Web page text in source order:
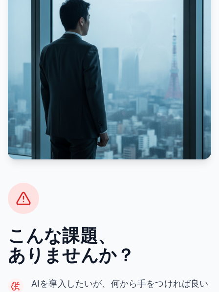
こんな課題、
ありませんか？
AIを導入したいが、何から手をつければ良い